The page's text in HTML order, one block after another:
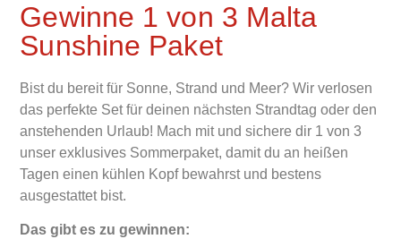
Gewinne 1 von 3 Malta
Sunshine Paket
Bist du bereit für Sonne, Strand und Meer? Wir verlosen
das perfekte Set für deinen nächsten Strandtag oder den
anstehenden Urlaub! Mach mit und sichere dir 1 von 3
unser exklusives Sommerpaket, damit du an heißen
Tagen einen kühlen Kopf bewahrst und bestens
ausgestattet bist.
Das gibt es zu gewinnen: